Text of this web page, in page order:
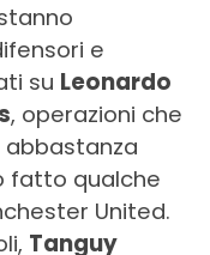
e
su Leonardo
, operazioni che
fatto qualche
United.
Tanguy